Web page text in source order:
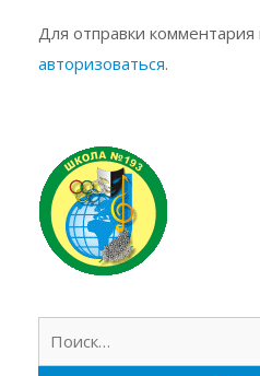
Для отправки
авторизоваться.